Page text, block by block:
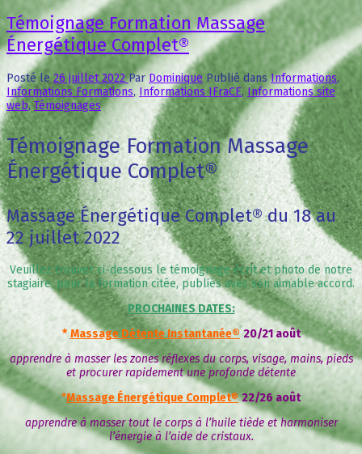
Témoignage Formation Massage
Énergétique Complet®
Posté le 26 juillet 2022 Par Dominique Publié dansInformations,
Informations Formations, Informations IFraCE, Informations site
web,Témoignages
Témoignage Formation Massage
Énergétique Complet®
Massage Énergétique Complet® du 18 au
22 juillet 2022
Veuillez trouver ci-dessous le témoignage écrit et photo de notre
stagiaire, pour la formation citée, publiés avec son aimable accord.
PROCHAINES DATES:
* Massage Détente Instantanée® 20/21 août
apprendre à masser les zones réflexes du corps, visage, mains, pieds
et procurer rapidement une profonde détente
*Massage Énergétique Complet® 22/26 août
apprendre à masser tout le corps à l’huile tiède et harmoniser
l’énergie à l’aide de cristaux.